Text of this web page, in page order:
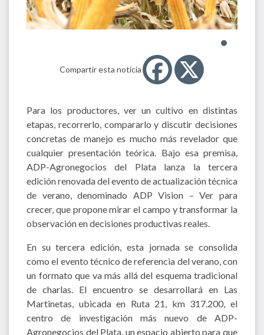
Compartir esta noticia
Para los productores, ver un cultivo en distintas
etapas, recorrerlo, compararlo y discutir decisiones
concretas de manejo es mucho más revelador que
cualquier presentación teórica. Bajo esa premisa,
ADP-Agronegocios del Plata lanza la tercera
edición renovada del evento de actualización técnica
de verano, denominado ADP Vision – Ver para
crecer, que propone mirar el campo y transformar la
observación en decisiones productivas reales.
En su tercera edición, esta jornada se consolida
como el evento técnico de referencia del verano, con
un formato que va más allá del esquema tradicional
de charlas. El encuentro se desarrollará en Las
Martinetas, ubicada en Ruta 21, km 317.200, el
centro de investigación más nuevo de ADP-
Agronegocios del Plata, un espacio abierto para que